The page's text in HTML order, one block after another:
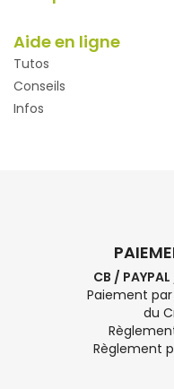
Aide en ligne
Tutos
Conseils
Infos
CB / PAYPAL
Paiement par
du
Règlement